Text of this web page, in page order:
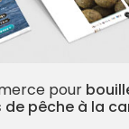
pour
de pêche à la